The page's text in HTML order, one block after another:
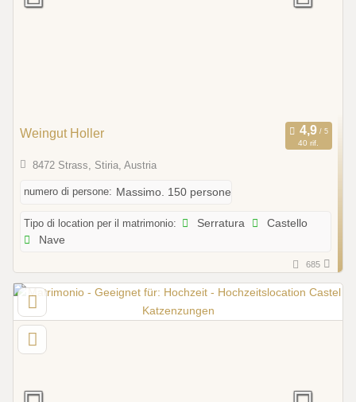
Weingut Holler
40 rif.
8472 Strass, Stiria, Austria
numero di persone: Massimo. 150 persone
Tipo di location per il matrimonio: Serratura
Castello
Nave
685